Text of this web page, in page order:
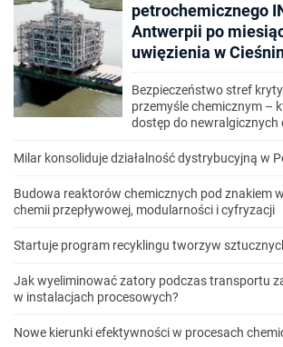
petrochemicznego
Antwerpii po
uwięzienia w
Bezpieczeństwo stref
przemyśle chemicznym –
dostęp do newralgicznych
Milar konsoliduje działalność dystrybucyjną w
Budowa reaktorów chemicznych pod znakiem
chemii przepływowej, modularności i cyfryzacji
Startuje program recyklingu tworzyw
Jak wyeliminować zatory podczas transportu
w instalacjach procesowych?
Nowe kierunki efektywności w procesach